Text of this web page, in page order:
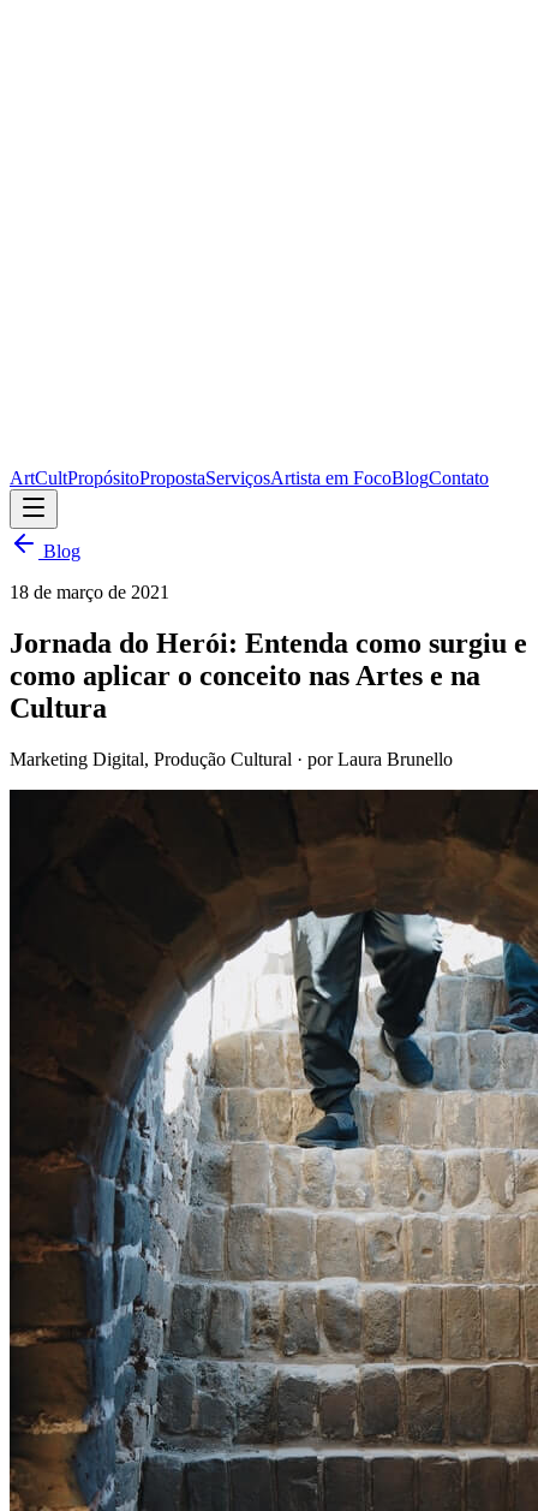
ArtCultPropósitoPropostaServiçosArtista em FocoBlogContato
Blog
18 de março de 2021
Jornada do Herói: Entenda como surgiu e
como aplicar o conceito nas Artes e na
Cultura
Marketing Digital, Produção Cultural · por Laura Brunello